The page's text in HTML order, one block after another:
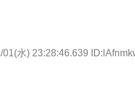
01(水) 23:28:46.639